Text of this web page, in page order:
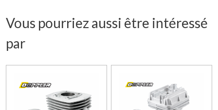
Vous pourriez aussi être intéressé
par